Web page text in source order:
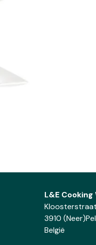
L&E Cooking
Kloosterstraat
3910
België